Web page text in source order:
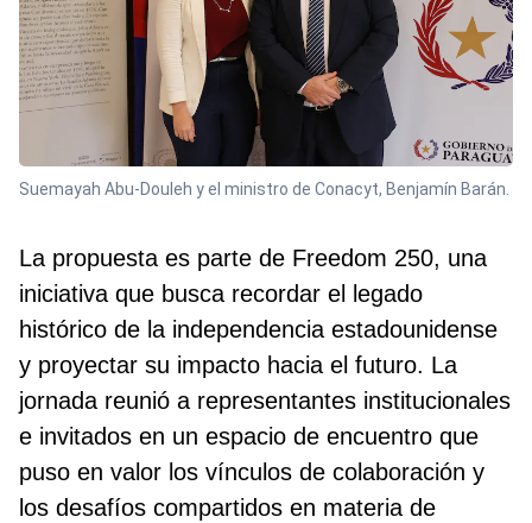
Suemayah Abu-Douleh y el ministro de Conacyt, Benjamín Barán.
La propuesta es parte de Freedom 250, una
iniciativa que busca recordar el legado
histórico de la independencia estadounidense
y proyectar su impacto hacia el futuro. La
jornada reunió a representantes institucionales
e invitados en un espacio de encuentro que
puso en valor los vínculos de colaboración y
los desafíos compartidos en materia de